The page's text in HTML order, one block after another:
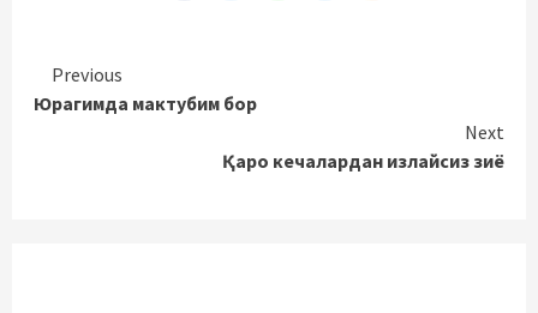
Continue
Reading
Previous
Юрагимда мактубим бор
Next
Қаро кечалардан излайсиз зиё